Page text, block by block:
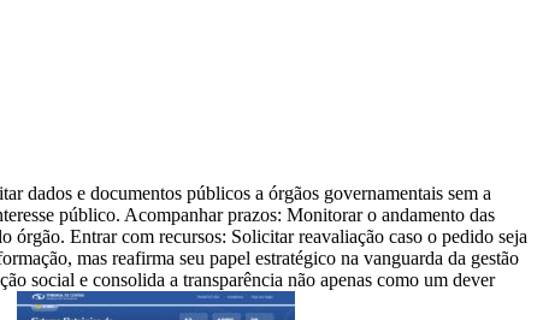
dados e documentos públicos a órgãos governamentais sem a
público. Acompanhar prazos: Monitorar o andamento das
órgão. Entrar com recursos: Solicitar reavaliação caso o pedido seja
mas reafirma seu papel estratégico na vanguarda da gestão
social e consolida a transparência não apenas como um dever